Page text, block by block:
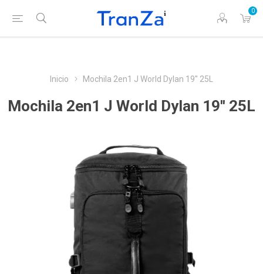
0
Inicio Mochila 2en1 J World Dylan 19'' 25L
Mochila 2en1 J World Dylan 19'' 25L